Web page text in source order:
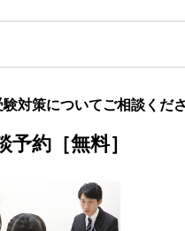
対策についてご相談くだ
予約［無料］